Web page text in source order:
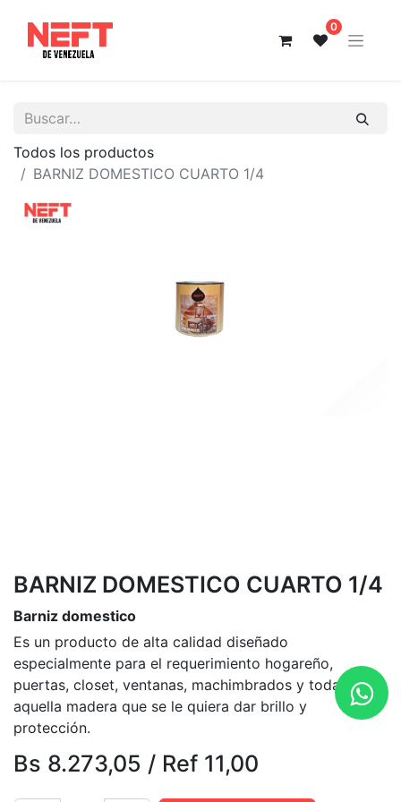
0
Todos los productos
BARNIZ DOMESTICO CUARTO 1/4
BARNIZ DOMESTICO CUARTO 1/4
Barniz domestico
Es un producto de alta calidad diseñado
especialmente para el requerimiento hogareño,
puertas, closet, ventanas, machimbrados y toda
aquella madera que se le quiera dar brillo y
protección.
Bs 8.273,05 / Ref 11,00